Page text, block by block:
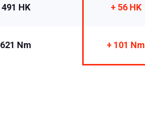
491 HK + 56 HK
621 Nm + 101 Nm